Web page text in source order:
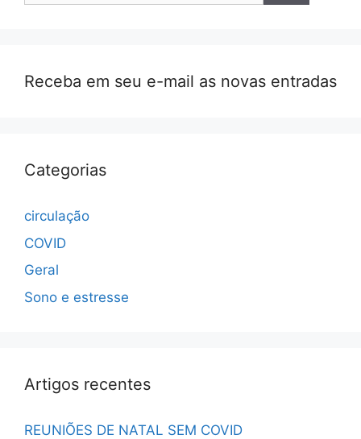
Receba em seu e-mail as novas entradas
Categorias
circulação
COVID
Geral
Sono e estresse
Artigos recentes
REUNIÕES DE NATAL SEM COVID